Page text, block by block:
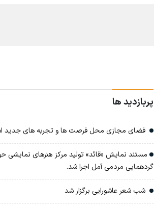
پربازدید ها
فضای مجازی محل فرصت ها و تجربه های جدید
مستند نمایش «قائد» تولید مرکز هنرهای نمایشی
گردهمایی مردمی آمل اجرا شد.
شب شعر عاشورایی برگزار شد